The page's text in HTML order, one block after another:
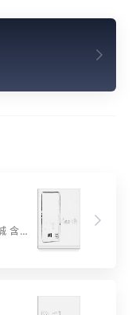
字辈：职载之德 与天同行 仁端尔志 礼展其诚 含宏丕裕 博大昌明 诗书继世 致泽传名 贻承嗣美 元吉亨贞